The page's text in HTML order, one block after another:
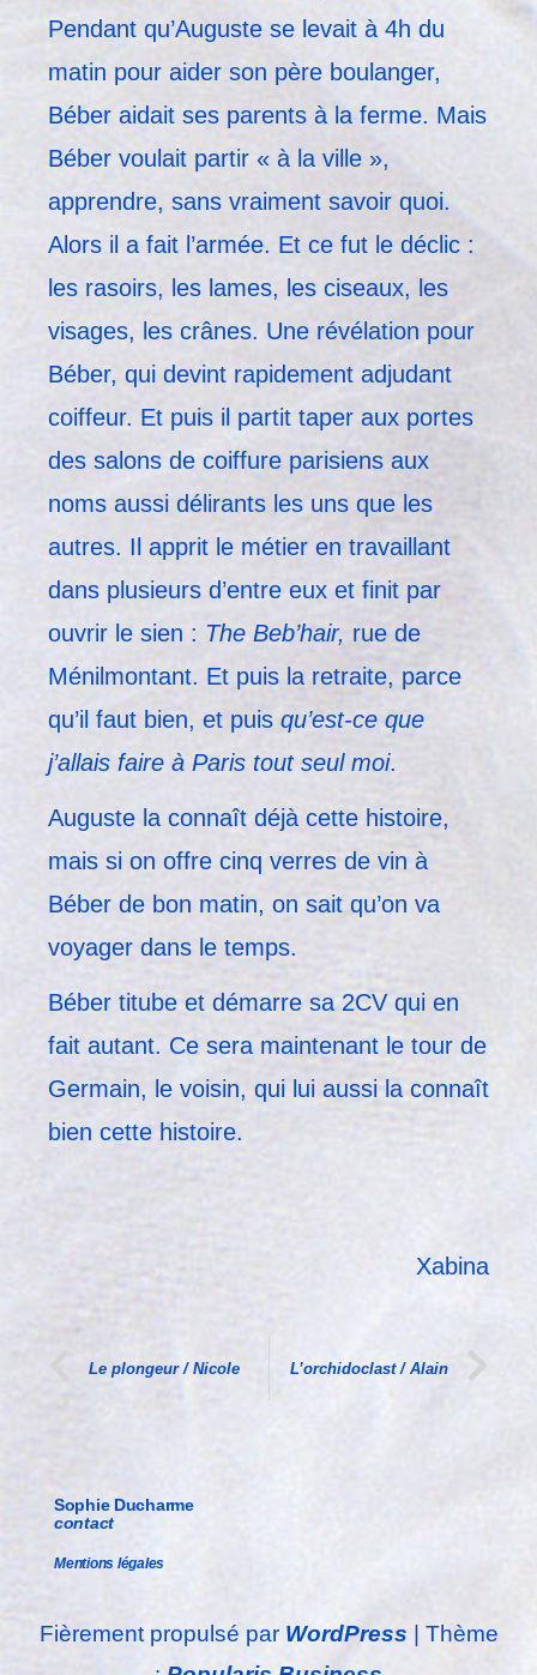
Pendant qu’Auguste se levait à 4h du
matin pour aider son père boulanger,
Béber aidait ses parents à la ferme. Mais
Béber voulait partir « à la ville »,
apprendre, sans vraiment savoir quoi.
Alors il a fait l’armée. Et ce fut le déclic :
les rasoirs, les lames, les ciseaux, les
visages, les crânes. Une révélation pour
Béber, qui devint rapidement adjudant
coiffeur. Et puis il partit taper aux portes
des salons de coiffure parisiens aux
noms aussi délirants les uns que les
autres. Il apprit le métier en travaillant
dans plusieurs d’entre eux et finit par
ouvrir le sien : The Beb’hair, rue de
Ménilmontant. Et puis la retraite, parce
qu’il faut bien, et puis qu’est-ce que
j’allais faire à Paris tout seul moi.
Auguste la connaît déjà cette histoire,
mais si on offre cinq verres de vin à
Béber de bon matin, on sait qu’on va
voyager dans le temps.
Béber titube et démarre sa 2CV qui en
fait autant. Ce sera maintenant le tour de
Germain, le voisin, qui lui aussi la connaît
bien cette histoire.
Xabina
Le plongeur / Nicole L’orchidoclast / Alain
Sophie Ducharme
contact
Mentions légales
Fièrement propulsé par WordPress
Thème